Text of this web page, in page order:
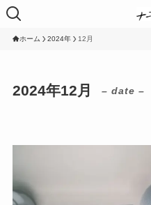
ホーム 2024年 12月
2024年12月 – date –